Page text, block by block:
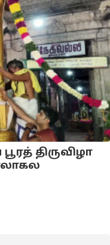
திருவிழா